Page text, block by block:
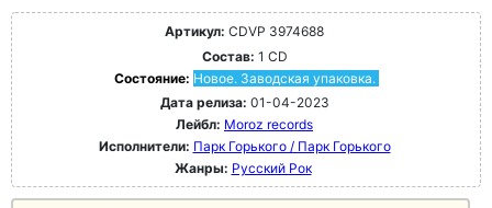
Артикул: CDVP 3974688
Состав: 1 CD
Состояние: Новое. Заводская упаковка.
Дата релиза: 01-04-2023
Лейбл: Moroz records
Исполнители: Парк Горького / Парк Горького
Жанры: Русский Рок